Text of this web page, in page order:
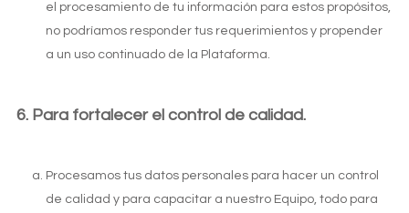
el procesamiento de tu información para estos propósitos,
no podríamos responder tus requerimientos y propender
a un uso continuado de la Plataforma.
Para fortalecer el control de calidad.
Procesamos tus datos personales para hacer un control
de calidad y para capacitar a nuestro Equipo, todo para